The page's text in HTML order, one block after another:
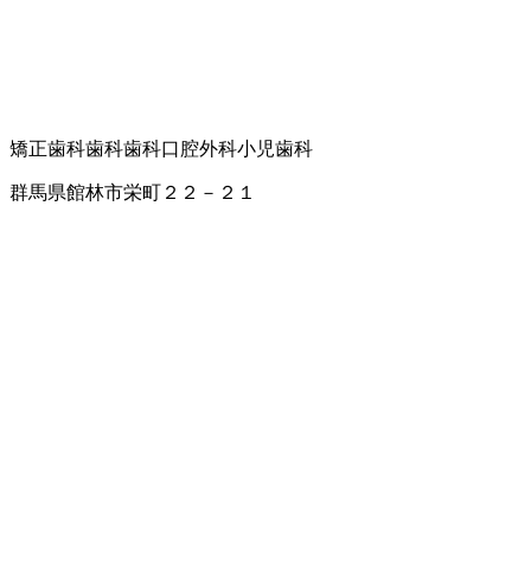
矯正歯科歯科歯科口腔外科小児歯科
群馬県館林市栄町２２－２１